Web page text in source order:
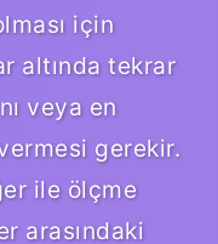
için
altında tekrar
veya en
gerekir.
ile ölçme
arasındaki